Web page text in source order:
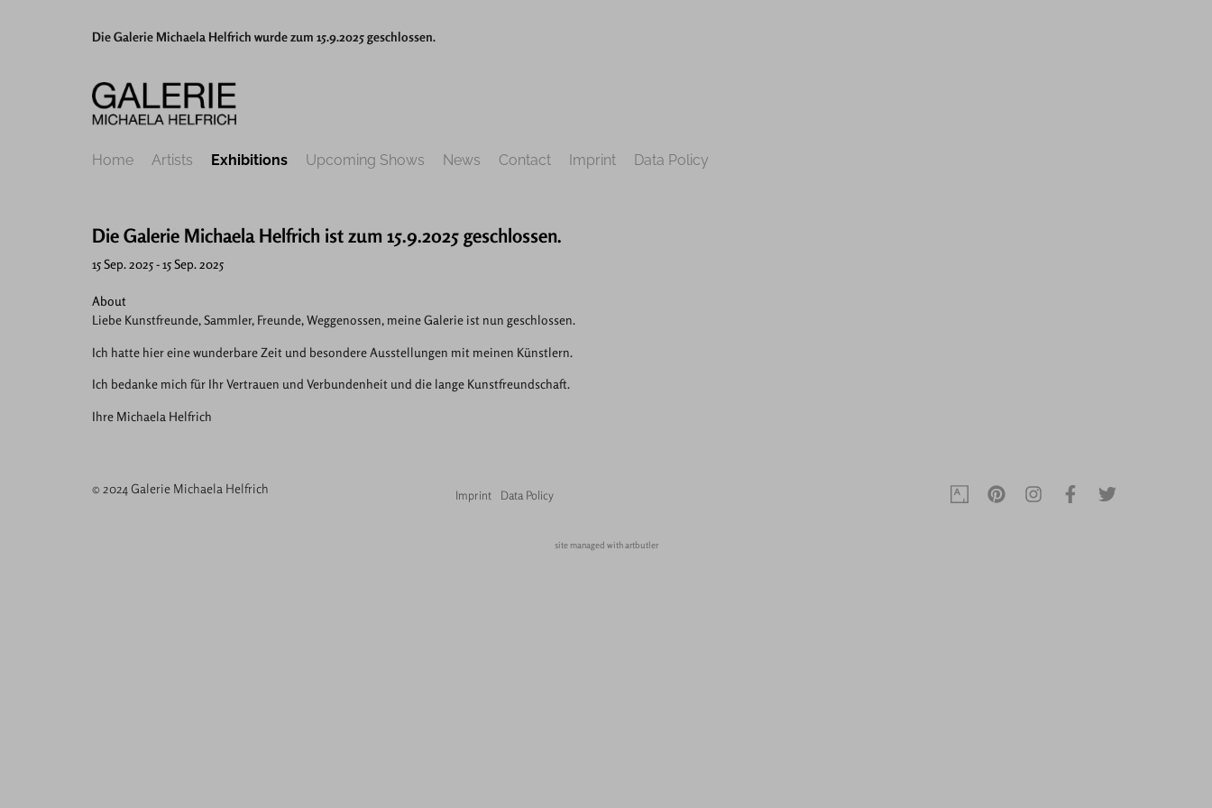
Die Galerie Michaela Helfrich wurde zum 15.9.2025 geschlossen.
Home Artists Exhibitions Upcoming Shows News Contact Imprint Data Policy
Die Galerie Michaela Helfrich ist zum 15.9.2025 geschlossen.
15 Sep. 2025 - 15 Sep. 2025
About
Liebe Kunstfreunde, Sammler, Freunde, Weggenossen, meine Galerie ist nun geschlossen.
Ich hatte hier eine wunderbare Zeit und besondere Ausstellungen mit meinen Künstlern.
Ich bedanke mich für Ihr Vertrauen und Verbundenheit und die lange Kunstfreundschaft.
Ihre Michaela Helfrich
© 2024 Galerie Michaela Helfrich Imprint Data Policy
site managed with artbutler